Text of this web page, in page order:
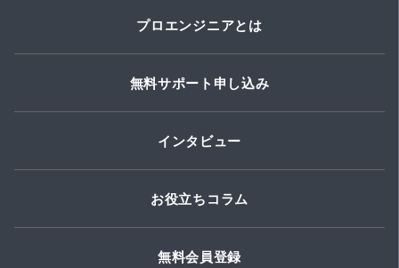
プロエンジニアとは
無料サポート申し込み
インタビュー
お役立ちコラム
無料会員登録